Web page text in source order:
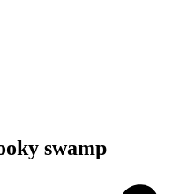
swamp